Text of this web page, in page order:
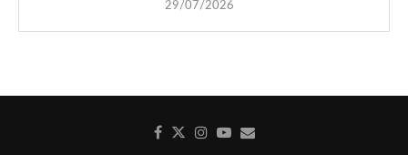
29/07/2026